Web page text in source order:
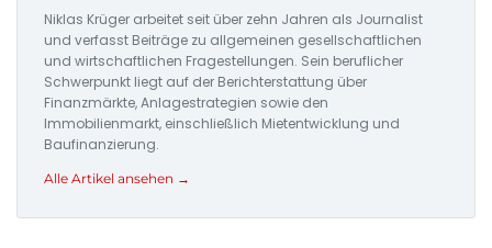
Niklas Krüger arbeitet seit über zehn Jahren als Journalist
und verfasst Beiträge zu allgemeinen gesellschaftlichen
und wirtschaftlichen Fragestellungen. Sein beruflicher
Schwerpunkt liegt auf der Berichterstattung über
Finanzmärkte, Anlagestrategien sowie den
Immobilienmarkt, einschließlich Mietentwicklung und
Baufinanzierung.
Alle Artikel ansehen →